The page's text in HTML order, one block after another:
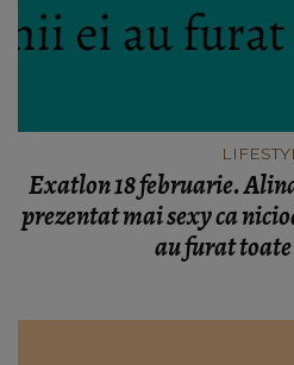
Exatlon 18 februarie.
prezentat mai sexy ca
au furat